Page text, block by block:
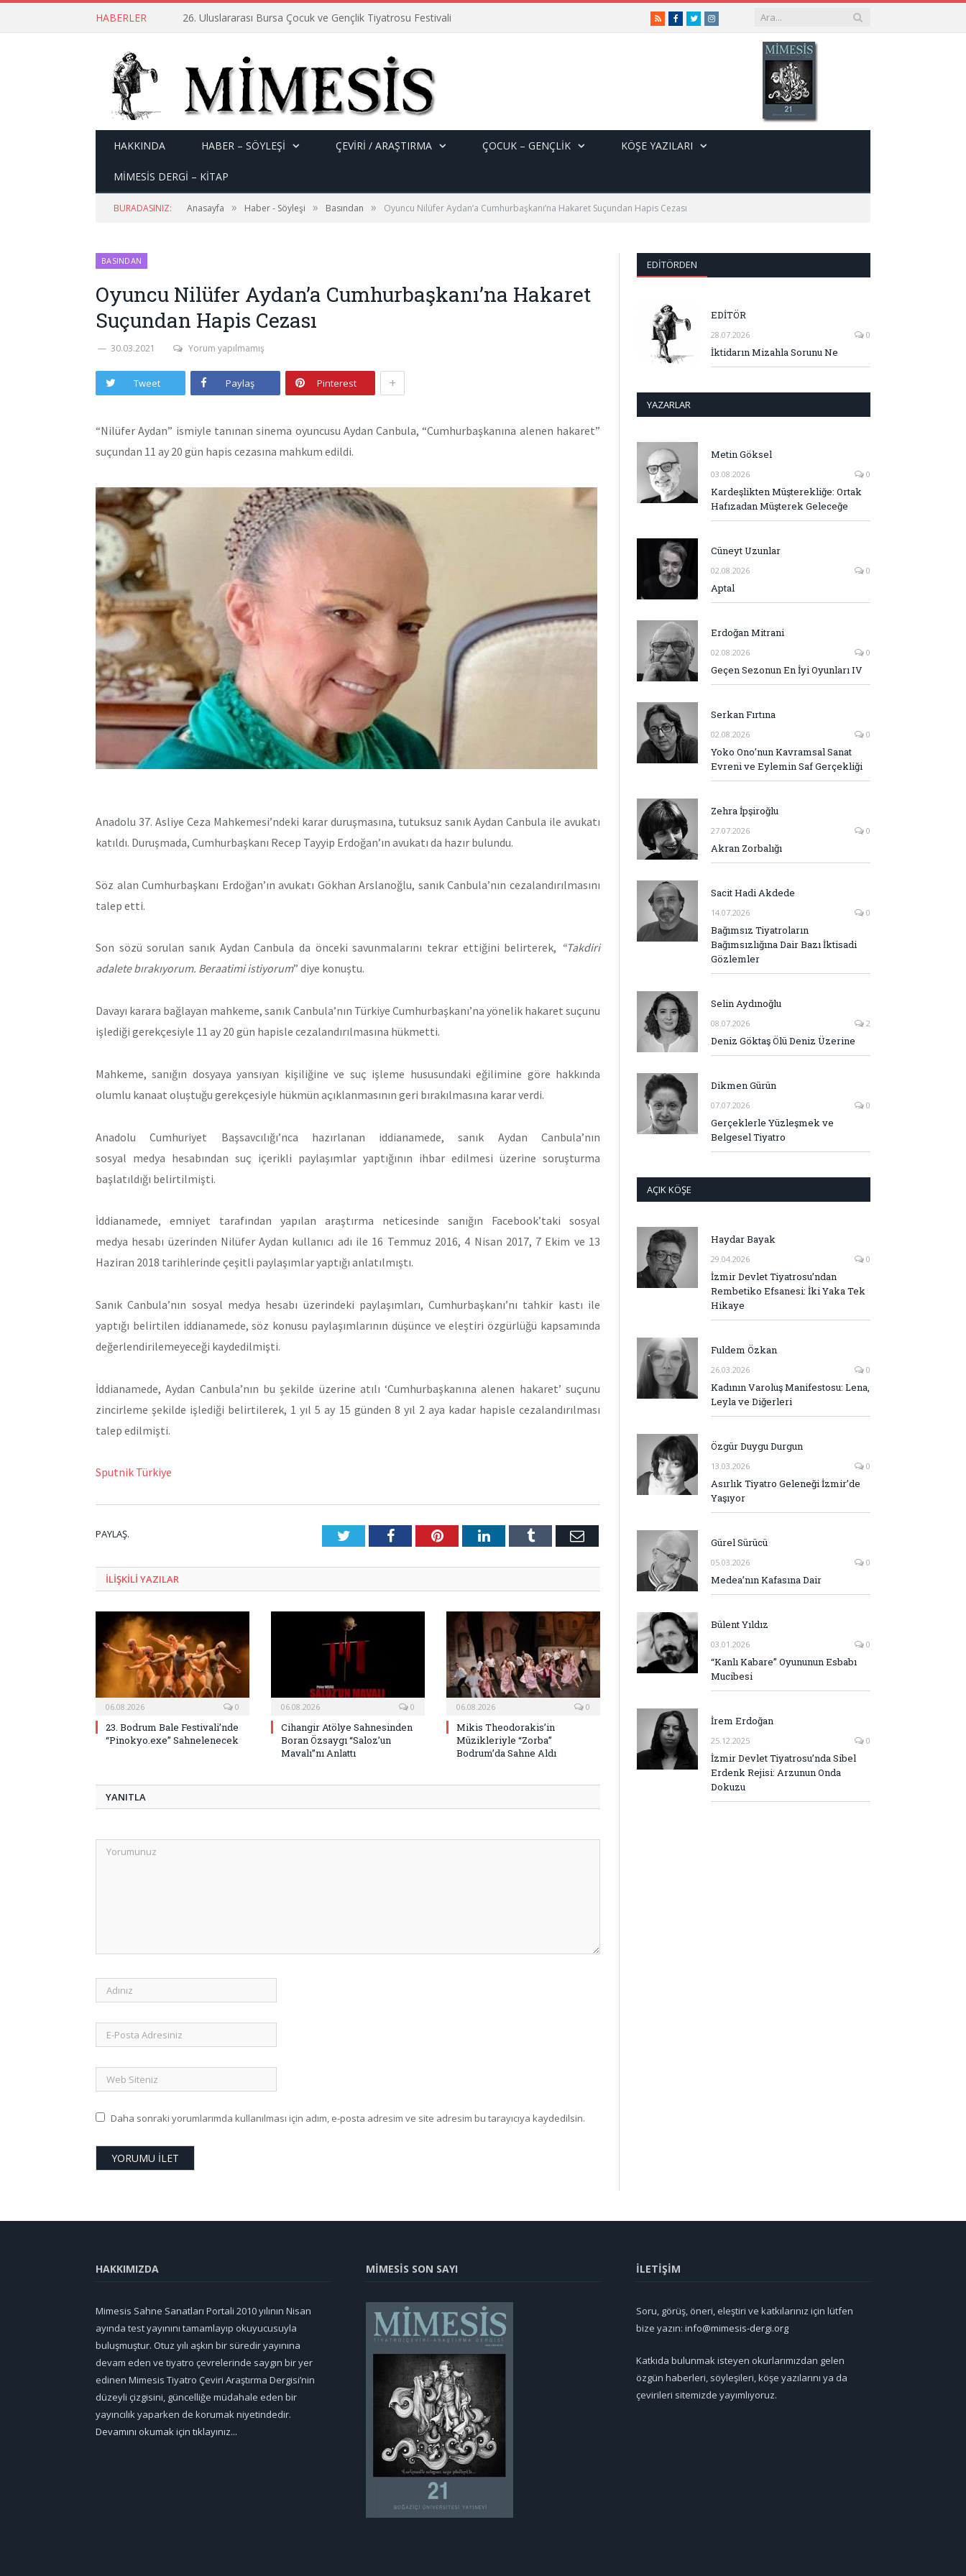
HABERLER 26. Uluslararası Bursa Çocuk ve Gençlik Tiyatrosu Festivali RSSFacebook
TwitterInstagram
HAKKINDA HABER – SÖYLEŞI ÇEVİRİ / ARAŞTIRMA ÇOCUK – GENÇLIK KÖŞE YAZILARI
MİMESİS DERGİ – KİTAP
BURADASINIZ: Anasayfa » Haber - Söyleşi » Basından » Oyuncu Nilüfer Aydan’a Cumhurbaşkanı’na Hakaret Suçundan Hapis Cezası
BASINDAN
Oyuncu Nilüfer Aydan’a Cumhurbaşkanı’na Hakaret
Suçundan Hapis Cezası
30.03.2021 Yorum yapılmamış
Tweet Paylaş Pinterest +
“Nilüfer Aydan” ismiyle tanınan sinema oyuncusu Aydan Canbula, “Cumhurbaşkanına alenen hakaret”
suçundan 11 ay 20 gün hapis cezasına mahkum edildi.
Anadolu 37. Asliye Ceza Mahkemesi’ndeki karar duruşmasına, tutuksuz sanık Aydan Canbula ile avukatı
katıldı. Duruşmada, Cumhurbaşkanı Recep Tayyip Erdoğan’ın avukatı da hazır bulundu.
Söz alan Cumhurbaşkanı Erdoğan’ın avukatı Gökhan Arslanoğlu, sanık Canbula’nın cezalandırılmasını
talep etti.
Son sözü sorulan sanık Aydan Canbula da önceki savunmalarını tekrar ettiğini belirterek, “Takdiri
adalete bırakıyorum. Beraatimi istiyorum” diye konuştu.
Davayı karara bağlayan mahkeme, sanık Canbula’nın Türkiye Cumhurbaşkanı’na yönelik hakaret suçunu
işlediği gerekçesiyle 11 ay 20 gün hapisle cezalandırılmasına hükmetti.
Mahkeme, sanığın dosyaya yansıyan kişiliğine ve suç işleme hususundaki eğilimine göre hakkında
olumlu kanaat oluştuğu gerekçesiyle hükmün açıklanmasının geri bırakılmasına karar verdi.
Anadolu Cumhuriyet Başsavcılığı’nca hazırlanan iddianamede, sanık Aydan Canbula’nın
sosyal medya hesabından suç içerikli paylaşımlar yaptığının ihbar edilmesi üzerine soruşturma
başlatıldığı belirtilmişti.
İddianamede, emniyet tarafından yapılan araştırma neticesinde sanığın Facebook’taki sosyal
medya hesabı üzerinden Nilüfer Aydan kullanıcı adı ile 16 Temmuz 2016, 4 Nisan 2017, 7 Ekim ve 13
Haziran 2018 tarihlerinde çeşitli paylaşımlar yaptığı anlatılmıştı.
Sanık Canbula’nın sosyal medya hesabı üzerindeki paylaşımları, Cumhurbaşkanı’nı tahkir kastı ile
yaptığı belirtilen iddianamede, söz konusu paylaşımlarının düşünce ve eleştiri özgürlüğü kapsamında
değerlendirilemeyeceği kaydedilmişti.
İddianamede, Aydan Canbula’nın bu şekilde üzerine atılı ‘Cumhurbaşkanına alenen hakaret’ suçunu
zincirleme şekilde işlediği belirtilerek, 1 yıl 5 ay 15 günden 8 yıl 2 aya kadar hapisle cezalandırılması
talep edilmişti.
Sputnik Türkiye
PAYLAŞ. TwitterFacebookPinterestLinkedInTumblr E-
ILIŞKILI YAZILAR
06.08.2026 0
23. Bodrum Bale Festivali’nde
“Pinokyo.exe” Sahnelenecek
06.08.2026 0
Cihangir Atölye Sahnesinden
Boran Özsaygı “Saloz’un
Mavalı”nı Anlattı
06.08.2026 0
Mikis Theodorakis’in
Müzikleriyle “Zorba”
Bodrum’da Sahne Aldı
YANITLA
Daha sonraki yorumlarımda kullanılması için adım, e-posta adresim ve site adresim bu tarayıcıya kaydedilsin.
EDITÖRDEN
EDİTÖR
28.07.2026 0
İktidarın Mizahla Sorunu Ne
YAZARLAR
Metin Göksel
03.08.2026 0
Kardeşlikten Müşterekliğe: Ortak
Hafızadan Müşterek Geleceğe
Cüneyt Uzunlar
02.08.2026 0
Aptal
Erdoğan Mitrani
02.08.2026 0
Geçen Sezonun En İyi Oyunları IV
Serkan Fırtına
02.08.2026 0
Yoko Ono’nun Kavramsal Sanat
Evreni ve Eylemin Saf Gerçekliği
Zehra İpşiroğlu
27.07.2026 0
Akran Zorbalığı
Sacit Hadi Akdede
14.07.2026 0
Bağımsız Tiyatroların
Bağımsızlığına Dair Bazı İktisadi
Gözlemler
Selin Aydınoğlu
08.07.2026 2
Deniz Göktaş Ölü Deniz Üzerine
Dikmen Gürün
07.07.2026 0
Gerçeklerle Yüzleşmek ve
Belgesel Tiyatro
AÇIK KÖŞE
Haydar Bayak
29.04.2026 0
İzmir Devlet Tiyatrosu’ndan
Rembetiko Efsanesi: İki Yaka Tek
Hikaye
Fuldem Özkan
26.03.2026 0
Kadının Varoluş Manifestosu: Lena,
Leyla ve Diğerleri
Özgür Duygu Durgun
13.03.2026 0
Asırlık Tiyatro Geleneği İzmir’de
Yaşıyor
Gürel Sürücü
05.03.2026 0
Medea’nın Kafasına Dair
Bülent Yıldız
03.01.2026 0
“Kanlı Kabare” Oyununun Esbabı
Mucibesi
İrem Erdoğan
25.12.2025 0
İzmir Devlet Tiyatrosu’nda Sibel
Erdenk Rejisi: Arzunun Onda
Dokuzu
HAKKIMIZDA
Mimesis Sahne Sanatları Portali 2010 yılının Nisan
ayında test yayınını tamamlayıp okuyucusuyla
buluşmuştur. Otuz yılı aşkın bir süredir yayınına
devam eden ve tiyatro çevrelerinde saygın bir yer
edinen Mimesis Tiyatro Çeviri Araştırma Dergisi’nin
düzeyli çizgisini, güncelliğe müdahale eden bir
yayıncılık yaparken de korumak niyetindedir.
Devamını okumak için tıklayınız...
MİMESİS SON SAYI İLETİŞİM
Soru, görüş, öneri, eleştiri ve katkılarınız için lütfen
bize yazın: info@mimesis-dergi.org
Katkıda bulunmak isteyen okurlarımızdan gelen
özgün haberleri, söyleşileri, köşe yazılarını ya da
çevirileri sitemizde yayımlıyoruz.